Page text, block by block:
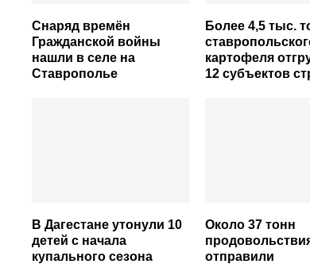
Снаряд времён
Гражданской войны
нашли в селе на
Ставрополье
Более 4,5 тыс.
картофеля
12 субъектов
В Дагестане утонули 10
детей с начала
купального сезона
Около 37 тонн
отправили